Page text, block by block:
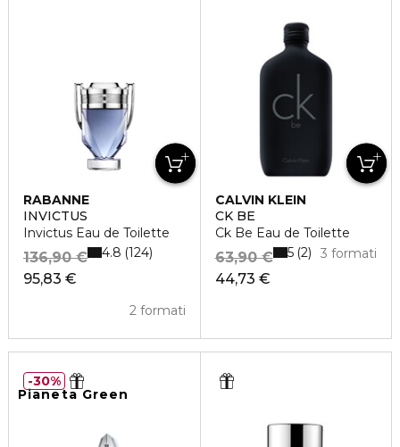
RABANNE
INVICTUS
Invictus Eau de Toilette
95,83 €
136,90 €
2 formati
4.8 124
CALVIN KLEIN
CK BE
Ck Be Eau de Toilette
44,73 €
63,90 € 3 formati
5 2
Pianeta Green
30%